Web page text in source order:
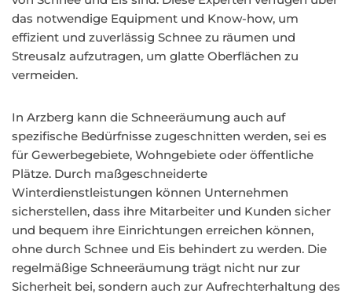
das notwendige Equipment und Know-how, um
effizient und zuverlässig Schnee zu räumen und
Streusalz aufzutragen, um glatte Oberflächen zu
vermeiden.
In Arzberg kann die Schneeräumung auch auf
spezifische Bedürfnisse zugeschnitten werden, sei es
für Gewerbegebiete, Wohngebiete oder öffentliche
Plätze. Durch maßgeschneiderte
Winterdienstleistungen können Unternehmen
sicherstellen, dass ihre Mitarbeiter und Kunden sicher
und bequem ihre Einrichtungen erreichen können,
ohne durch Schnee und Eis behindert zu werden. Die
regelmäßige Schneeräumung trägt nicht nur zur
Sicherheit bei, sondern auch zur Aufrechterhaltung des